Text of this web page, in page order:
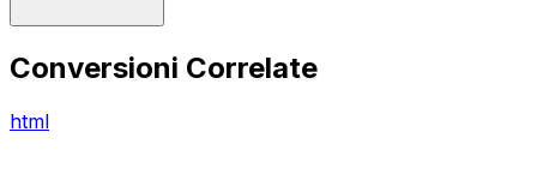
Conversioni Correlate
html